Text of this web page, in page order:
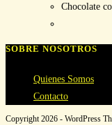
Chocolate
SOBRE NOSOTROS
Quienes Somos
Contacto
Copyright 2026 - WordPress